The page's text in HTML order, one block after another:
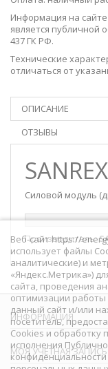
Информация на
является публичной
437 ГК РФ.
Технические
отличаться от
ОПИСАНИЕ
ОТЗЫВЫ
Силовой модуль
Производитель:
ИНФОРМАЦИЯ
МОЯ УЧЕТНАЯ ЗАПИСЬ
Веб-сайт https://
использует файлы
аналитические) и
«Яндекс.Метрика»)
сайта, проведения
оптимизации работы
данный сайт и/или
посетитель,
Сookies и обработку
исполнения
конфиденциальности